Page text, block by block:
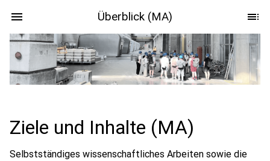
Überblick (MA)
Ziele und Inhalte (MA)
Selbstständiges wissenschaftliches Arbeiten sowie die